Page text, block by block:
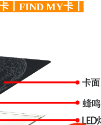
丨FIND MY卡丨